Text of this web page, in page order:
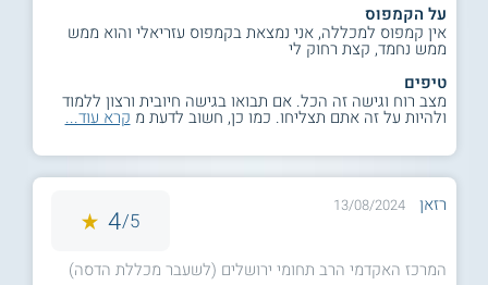
על הקמפוס
אין קמפוס למכללה, אני נמצאת בקמפוס עזריאלי והוא ממש
ממש נחמד, קצת רחוק לי
טיפים
מצב רוח וגישה זה הכל. אם תבואו בגישה חיובית ורצון ללמוד
ולהיות על זה אתם תצליחו. כמו כן, חשוב לדעת מ קרא עוד...
רזאן 13/08/2024
5/
4
המרכז האקדמי הרב תחומי ירושלים (לשעבר מכללת הדסה)